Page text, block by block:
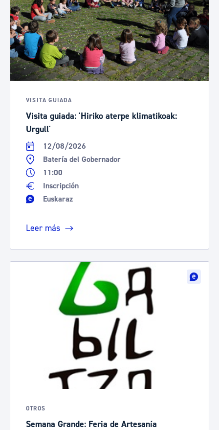
VISITA GUIADA
Visita guiada: 'Hiriko aterpe klimatikoak:
Urgull'
12/08/2026
Batería del Gobernador
11:00
Inscripción
Euskaraz
Leer más
OTROS
Semana Grande: Feria de Artesanía